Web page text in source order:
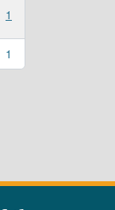
1
1